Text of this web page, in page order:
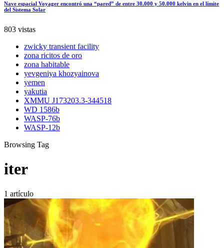
Nave espacial Voyager encontró una “pared” de entre 30.000 y 50.000 kelvin en el límite
del Sistema Solar
803 vistas
zwicky transient facility
zona ricitos de oro
zona habitable
yevgeniya khozyainova
yemen
yakutia
XMMU J173203.3-344518
WD 1586b
WASP-76b
WASP-12b
Browsing Tag
iter
1 artículo